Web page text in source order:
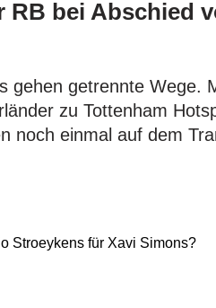
RB bei Abschied
gehen getrennte Wege.
zu Tottenham
noch einmal auf dem